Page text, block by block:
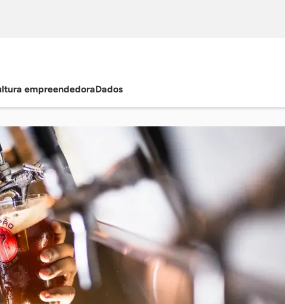
empreendedoraDados